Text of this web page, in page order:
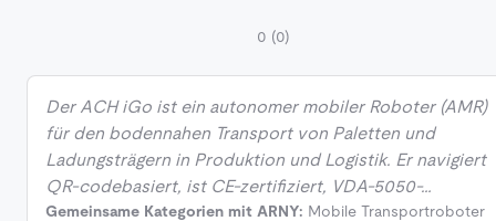
0 (0)
Der ACH iGo ist ein autonomer mobiler Roboter (AMR)
für den bodennahen Transport von Paletten und
Ladungsträgern in Produktion und Logistik. Er navigiert
QR‑codebasiert, ist CE‑zertifiziert, VDA‑5050‑…
Gemeinsame Kategorien mit ARNY: Mobile Transportroboter